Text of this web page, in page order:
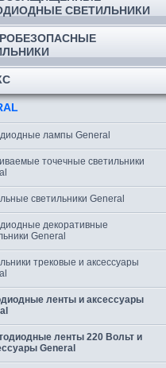
СВЕТИЛЬНИКИ
лампы General
точечные светильники
светильники General
декоративные
General
трековые и аксессуары
ленты и аксессуары
ленты 220 Вольт и
General